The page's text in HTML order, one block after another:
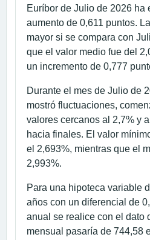
Euríbor de Julio de 2026 ha
aumento de 0,611 puntos.
mayor si se compara con
que el valor medio fue del
un incremento de 0,777
Durante el mes de Julio de
mostró fluctuaciones,
valores cercanos al 2,7% y
hacia finales. El valor
el 2,693%, mientras que el
2,993%.
Para una hipoteca variable
años con un diferencial de
anual se realice con el dato
mensual pasaría de 744,58